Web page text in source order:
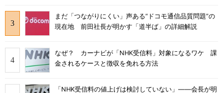
まだ「つながりにくい」声ある“ドコモ通信品質問題”の
現在地 前田社長が明かす「道半ば」の詳細解説
なぜ？ カーナビが「NHK受信料」対象になるワケ 課
金されるケースと徴収を免れる方法
「NHK受信料の値上げは検討していない」――会長が明